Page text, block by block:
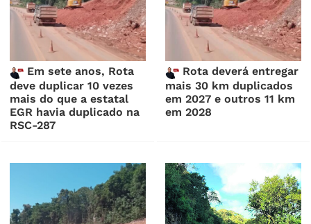
Em sete anos, Rota
deve duplicar 10 vezes
mais do que a estatal
EGR havia duplicado na
RSC-287
Rota deverá entregar
mais 30 km duplicados
em 2027 e outros 11 km
em 2028